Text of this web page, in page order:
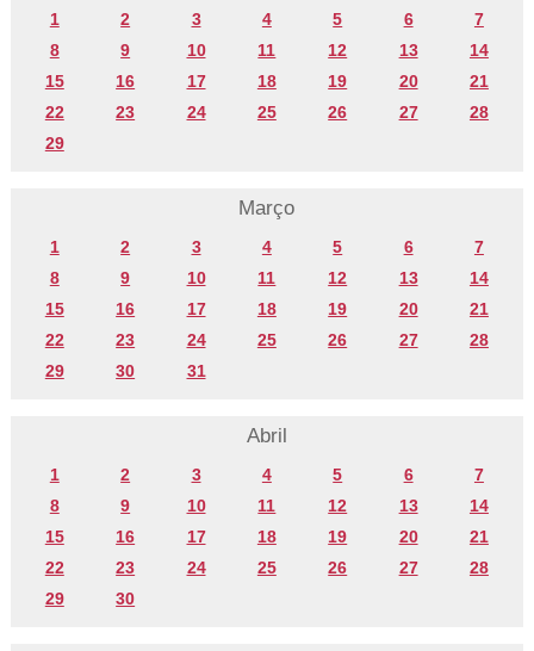
1 2 3 4 5 6
7
8
9 10 11 12 13
14
15
16 17 18 19 20
21
22
23 24 25 26 27
28
29
Março
1 2 3 4 5 6
7
8
9 10 11 12 13
14
15
16 17 18 19 20
21
22
23 24 25 26 27
28
29
30 31
Abril
1 2 3 4 5 6
7
8
9 10 11 12 13
14
15
16 17 18 19 20
21
22
23 24 25 26 27
28
29
30